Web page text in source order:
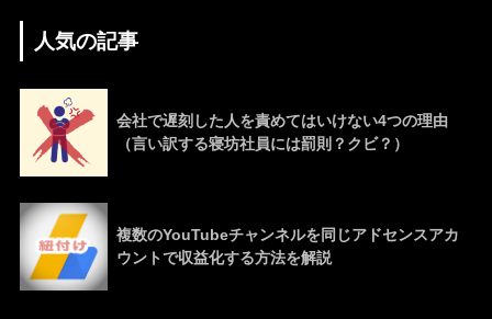
人気の記事
会社で遅刻した人を責めてはいけない4つの理由
（言い訳する寝坊社員には罰則？クビ？）
複数のYouTubeチャンネルを同じアドセンスアカ
ウントで収益化する方法を解説